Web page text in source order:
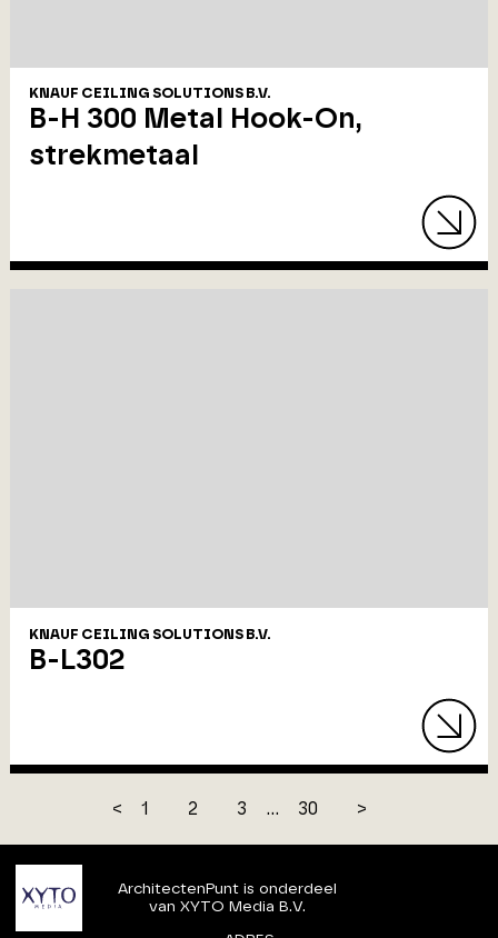
KNAUF CEILING SOLUTIONS B.V.
B-H 300 Metal Hook-On,
strekmetaal
KNAUF CEILING SOLUTIONS B.V.
B-L302
< 1 2 3 ... 30 >
ArchitectenPunt is onderdeel
van XYTO Media B.V.